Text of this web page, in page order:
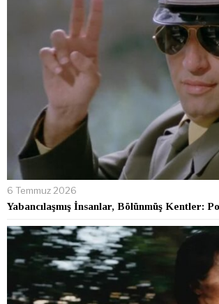
6 Temmuz 2026
Yabancılaşmış İnsanlar, Bölünmüş Kentler: